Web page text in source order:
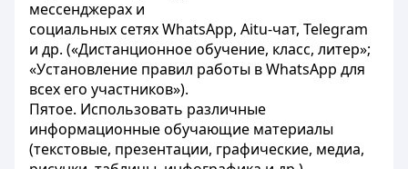
мессенджерах и
социальных сетях WhatsApp, Aitu-чат, Telegram
и др. («Дистанционное обучение, класс, литер»;
«Установление правил работы в WhatsApp для
всех его участников»).
Пятое. Использовать различные
информационные обучающие материалы
(текстовые, презентации, графические, медиа,